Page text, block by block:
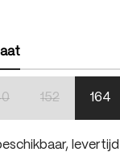
152 164